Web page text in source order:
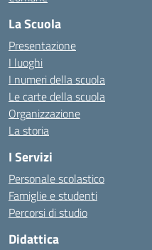
La Scuola
Presentazione
I luoghi
I numeri della scuola
Le carte della scuola
Organizzazione
La storia
I Servizi
Personale scolastico
Famiglie e studenti
Percorsi di studio
Didattica